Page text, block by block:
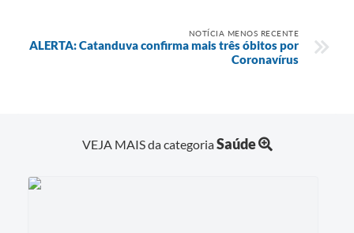
NOTÍCIA MENOS RECENTE
ALERTA: Catanduva confirma mais três óbitos por
Coronavírus
VEJA MAIS da categoriaSaúde